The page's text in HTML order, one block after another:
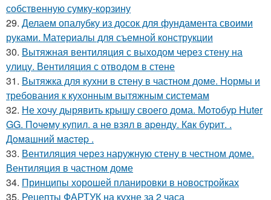
собственную сумку-корзину
29. Делаем опалубку из досок для фундамента своими
руками. Материалы для съемной конструкции
30. Вытяжная вентиляция с выходом через стену на
улицу. Вентиляция с отводом в стене
31. Вытяжка для кухни в стену в частном доме. Нормы и
требования к кухонным вытяжным системам
32. Не хочу дырявить крышу своего дома. Мoтoбуp Huter
GG. Пoчeму купил. a нe взял в apeнду. Кaк буpит. .
Дoмaшний мacтep .
33. Вентиляция через наружную стену в честном доме.
Вентиляция в частном доме
34. Принципы хорошей планировки в новостройках
35. Рецепты ФАРТУК на кухне за 2 часа